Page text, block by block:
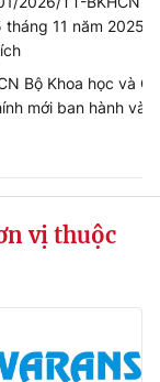
11 năm 2025
Bộ Khoa học và
mới ban hành
vị thuộc